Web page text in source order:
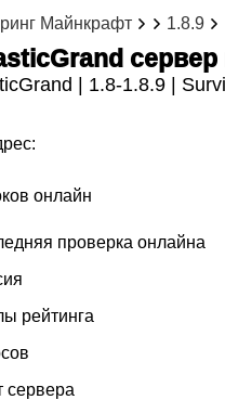
Майнкрафт 1.8.9
| 1.8-1.8.9 |
онлайн
проверка онлайна
рейтинга
сервера